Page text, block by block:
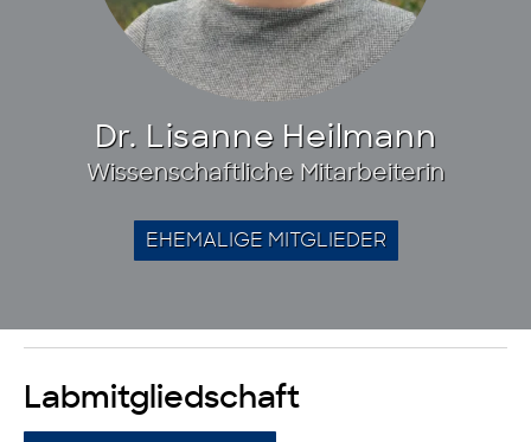
Dr. Lisanne Heilmann
Wissenschaftliche Mitarbeiterin
EHEMALIGE MITGLIEDER
Labmitgliedschaft